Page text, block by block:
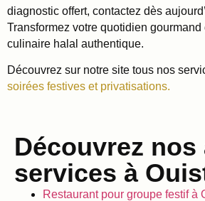
diagnostic offert, contactez dès
Transformez votre quotidien
culinaire halal authentique.
Découvrez sur notre site tous nos
soirées festives et privatisations.
Découvrez nos
services à
Restaurant pour groupe festif à